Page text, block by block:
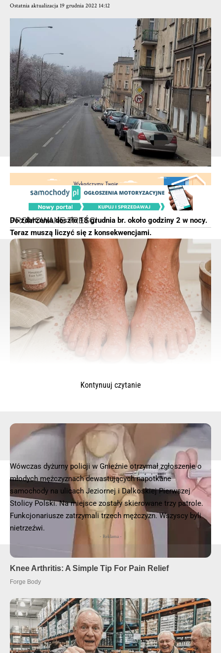
Foto. Portal Śremski
Ostatnia aktualizacja 19 grudnia 2022 14:12
Do zdarzenia doszło 18 grudnia br. około godziny 2 w nocy.
Teraz muszą liczyć się z konsekwencjami.
Wówczas dyżurny policji w Gnieźnie otrzymał zgłoszenie o
młodych mężczyznach dewastujących napotkane
samochody na ulicach Jeziornej i Dalkoskiej Pierwszej
Stolicy Polski. Na miejsce zostały skierowane trzy patrole.
Funkcjonariusze zatrzymali trzech mężczyzn. Wszyscy byli
nietrzeźwi.
- Reklama -
Kontynuuj czytanie
© 2025 – Wielkopolska 112, Wszelkie prawa zastrzeżone | hvln.pl